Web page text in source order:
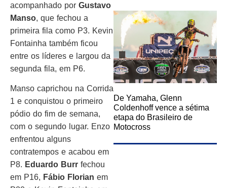
acompanhado por Gustavo
Manso, que fechou a
primeira fila como P3. Kevin
Fontainha também ficou
entre os líderes e largou da
segunda fila, em P6.
Manso caprichou na Corrida
1 e conquistou o primeiro
pódio do fim de semana,
com o segundo lugar. Enzo
enfrentou alguns
contratempos e acabou em
P8. Eduardo Burr fechou
em P16, Fábio Florian em
De Yamaha, Glenn
Coldenhoff vence a sétima
etapa do Brasileiro de
Motocross